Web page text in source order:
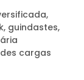
guindastes,
cargas